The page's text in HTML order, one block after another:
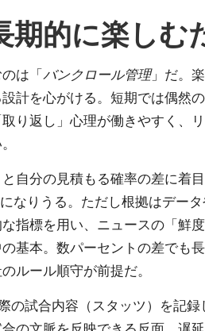
的に楽しむ
は「バンクロール管理」だ。
を心がける。短期では偶然
り返し」心理が働きやすく、
自分の見積もる確率の差に着
なりうる。ただし根拠はデー
指標を用い、ニュースの「鮮
基本。数パーセントの差でも
ルール順守が前提だ。
試合内容（スタッツ）を記録